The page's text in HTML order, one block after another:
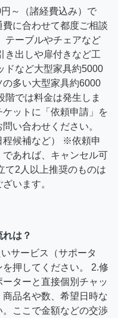
～（諸経費込み）で
に合わせて都度ご相談
テーブルやチェアなど
き出しや扉付きなど工
ドなど大型家具約5000
多い大型家具約6000
階では料金は発生しま
ットに「依頼申請」を
い合わせください。
程候補など） ※依頼申
あれば、キャンセル可
2人以上推奨のものは
います。
は？
サービス（サポータ
押してください。 2.修
ターと直接個別チャッ
商品名や数、希望日時な
ここで金額などの交渉